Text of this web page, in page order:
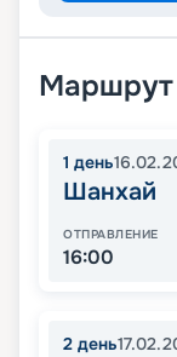
Маршрут
1 день
Шанхай
ОТПРАВЛЕНИЕ
16:00
2 день